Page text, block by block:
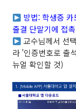
방법: 학생증
출결 단말기에 접
교수님께서 선
라 '인증번호로 출
뉴얼 확인할 것)